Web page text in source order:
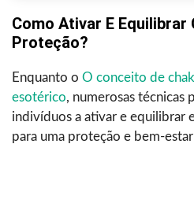
Como Ativar E Equilibrar
Proteção?
Enquanto o O conceito de
esotérico, numerosas técnicas
indivíduos a ativar e equilibrar
para uma proteção e bem-